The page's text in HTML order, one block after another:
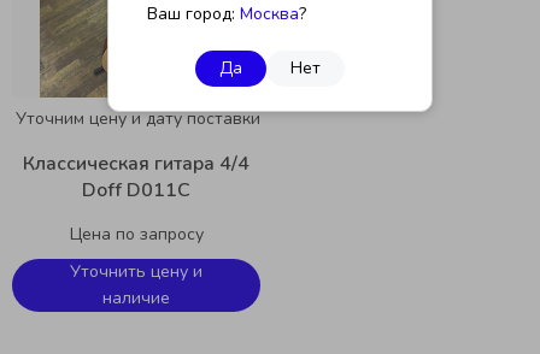
Ваш город: Москва?
Да Нет
Уточним цену и дату поставки
Классическая гитара 4/4
Doff D011С
Цена по запросу
Уточнить цену и
наличие